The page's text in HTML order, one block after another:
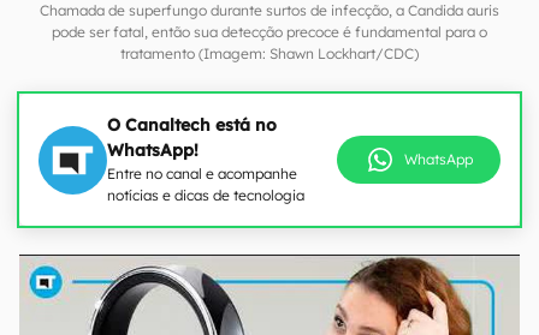
Chamada de superfungo durante surtos de infecção, a Candida auris
pode ser fatal, então sua detecção precoce é fundamental para o
tratamento (Imagem: Shawn Lockhart/CDC)
O Canaltech está no
WhatsApp!
Entre no canal e acompanhe
notícias e dicas de tecnologia
WhatsApp